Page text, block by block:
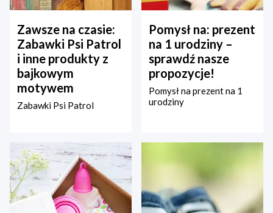
Zawsze na czasie:
Zabawki Psi Patrol
i inne produkty z
bajkowym
motywem
Zabawki Psi Patrol
Pomysł na: prezent
na 1 urodziny –
sprawdź nasze
propozycje!
Pomysł na prezent na 1
urodziny